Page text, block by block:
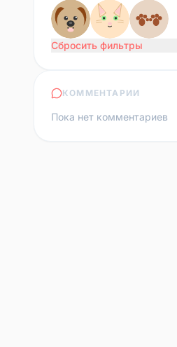
Сбросить фильтры
КОММЕНТАРИИ
Пока нет комментариев